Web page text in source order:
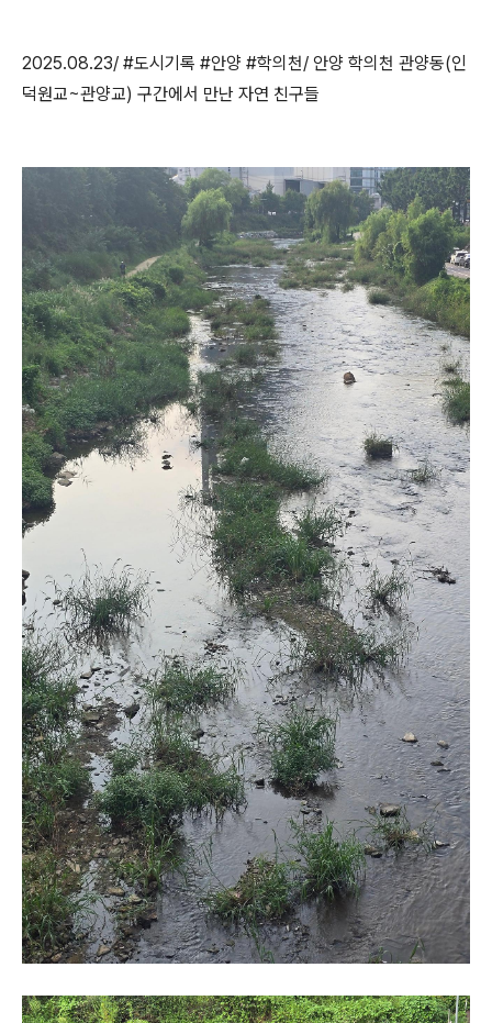
2025.08.23/ #도시기록 #안양 #학의천/ 안양 학의천 관양동(인
덕원교~관양교) 구간에서 만난 자연 친구들